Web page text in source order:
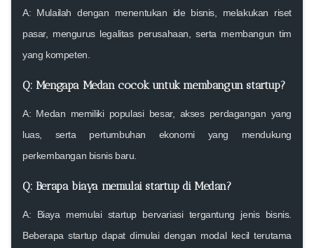
A: Mulailah dengan menentukan ide bisnis, melakukan riset
pasar, mengurus legalitas perusahaan, serta membangun tim
yang kompeten.
Q: Mengapa Medan cocok untuk membangun startup?
A: Medan memiliki populasi besar, akses perdagangan yang
luas, serta pertumbuhan ekonomi yang mendukung
perkembangan bisnis baru.
Q: Berapa biaya memulai startup di Medan?
A: Biaya memulai startup bervariasi tergantung jenis bisnis.
Beberapa startup dapat dimulai dengan modal kecil terutama